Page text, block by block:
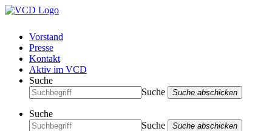
Vorstand
Presse
Kontakt
Aktiv im VCD
Suche
Suche
Suche abschicken
Suche
Suche
Suche abschicken